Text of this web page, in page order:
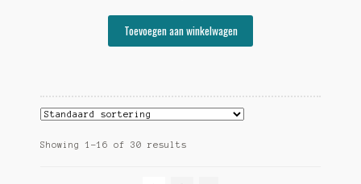
Toevoegen aan winkelwagen
Showing 1–16 of 30 results